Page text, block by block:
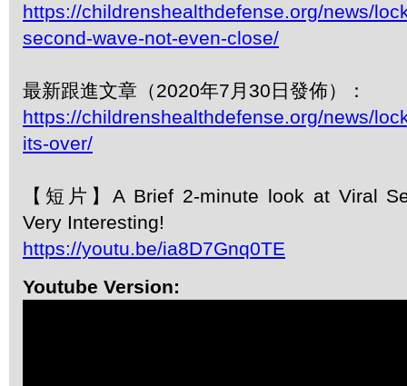
https://childrenshealthdefense.org/news/
second-wave-not-even-close/
最新跟進文章（2020年7月30日發佈）：
https://childrenshealthdefense.org/news/
its-over/
【短片】A Brief 2-minute look at Viral
Very Interesting!
https://youtu.be/ia8D7Gnq0TE
Youtube Version: